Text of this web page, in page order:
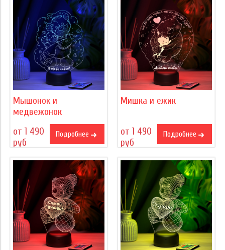
Мышонок и
медвежонок
от 1 490
руб
Подробнее
Мишка и ежик
от 1 490
руб
Подробнее